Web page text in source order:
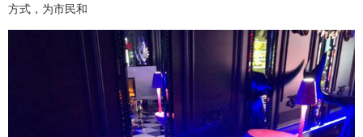
方式，为市民和